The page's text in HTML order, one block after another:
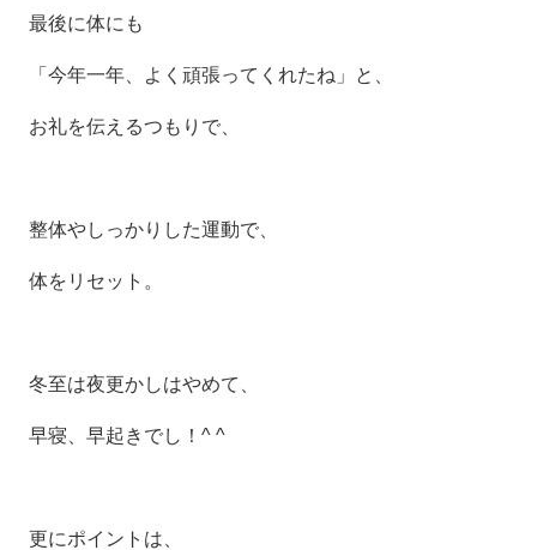
最後に体にも
「今年一年、よく頑張ってくれたね」と、
お礼を伝えるつもりで、
整体やしっかりした運動で、
体をリセット。
冬至は夜更かしはやめて、
早寝、早起きでし！^ ^
更にポイントは、